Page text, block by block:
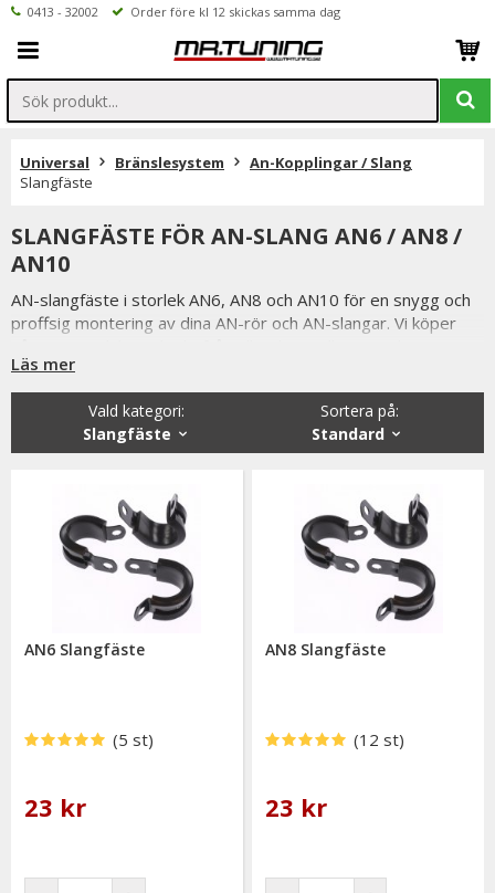
0413 - 32002 Order före kl 12 skickas samma dag
Universal Bränslesystem
An-Kopplingar / Slang
Slangfäste
SLANGFÄSTE FÖR AN-SLANG AN6 / AN8 /
AN10
AN-slangfäste i storlek AN6, AN8 och AN10 för en snygg och
proffsig montering av dina AN-rör och AN-slangar. Vi köper
kund ett förmånligt pris samt en produkt utav absolut högsta
kvalitet
Läs mer
Sortera på:
Standard
Vald kategori:
Slangfäste
AN6 Slangfäste
(5 st)
23 kr
AN8 Slangfäste
(12 st)
23 kr